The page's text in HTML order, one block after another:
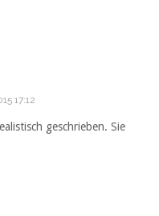
17:12
geschrieben. Sie